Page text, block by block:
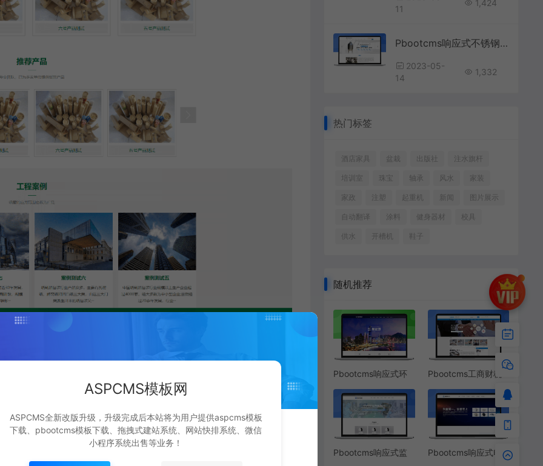
11
1,424
Pbootcms响应式不锈钢容器网站模板
2023-05-
14
1,332
热门标签
酒店家具 盆栽 出版社 注水旗杆
培训室 珠宝 轴承 风水 家装
家政 注塑 起重机 新闻 图片展示
自动翻译 涂料 健身器材 校具
供水 开槽机 鞋子
随机推荐
Pbootcms响应式环
站源码
Pbootcms工商财税
Pbootcms响应式监
Pbootcms响应式电
ASPCMS模板网
ASPCMS全新改版升级，升级完成后本站将为用户提供aspcms模板
下载、pbootcms模板下载、拖拽式建站系统、网站快排系统、微信
小程序系统出售等业务！